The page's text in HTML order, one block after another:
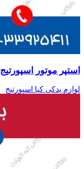
استپر موتور اسپورتیج
لوازم یدکی کیا اسپورتیج